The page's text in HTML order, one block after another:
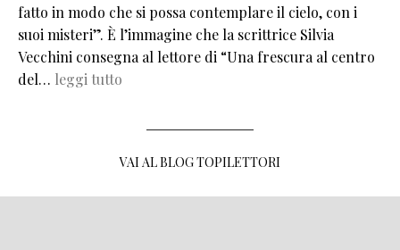
fatto in modo che si possa contemplare il cielo, con i
suoi misteri”. È l’immagine che la scrittrice Silvia
Vecchini consegna al lettore di “Una frescura al centro
del… leggi tutto
VAI AL BLOG TOPILETTORI